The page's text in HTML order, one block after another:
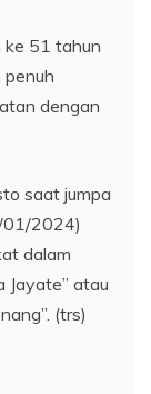
ke 51 tahun
penuh
dengan
saat jumpa
01/2024)
dalam
atau
(trs)